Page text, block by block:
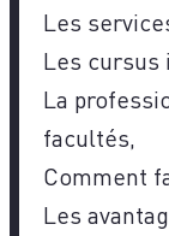
Les
Les cursus
La
facultés,
Comment
Les